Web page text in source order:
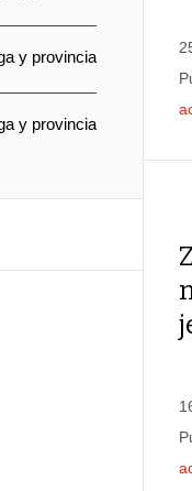
y provincia
y provincia